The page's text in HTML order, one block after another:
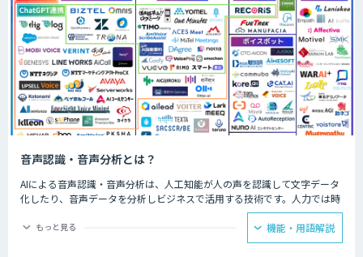
音声認識・音声分析とは？
AIによる音声認識・音声分析は、人工知能が人の声を認識して文字データ
化したり、音声データを分析しビジネスで活用する技術です。人力では時
間と労力がかかる議事録の文字起こしやお客様との通話データ分析などを
AIが代行してくれます。
もっと見る 機能・用語解説